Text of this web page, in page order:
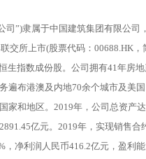
司”)隶属于中国建筑集团有限公司
交所上市(股票代码：00688.HK，
生指数成份股。公司拥有41年房
遍布港澳及内地70余个城市及美
家和地区。2019年，公司总资产
亿元。2019年，实现销售合
，净利润人民币416.2亿元，盈利